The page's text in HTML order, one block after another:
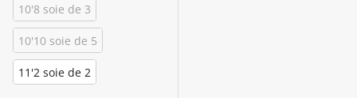
10'8 soie de 3
10'10 soie de 5
11'2 soie de 2